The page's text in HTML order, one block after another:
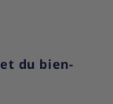
du bien-